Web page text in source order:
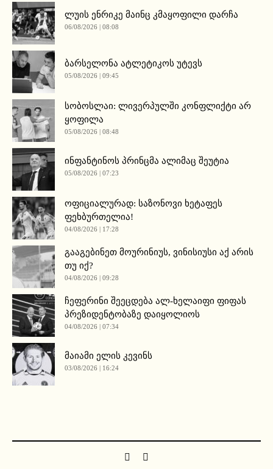
ლუის ენრიკე მაინც კმაყოფილი დარჩა
06/08/2026 | 08:08
ბარსელონა ატლეტიკოს უტევს
05/08/2026 | 09:45
სობოსლაი: ლივერპულში კონფლიქტი არ
ყოფილა
05/08/2026 | 08:48
ინფანტინოს პრინცმა ალიმაც შეუტია
05/08/2026 | 07:23
ოფიციალურად: საზონოვი ხეტაფეს
ფეხბურთელია!
04/08/2026 | 17:28
გააგებინეთ მოურინიუს, ვინისიუსი აქ არის
თუ იქ?
04/08/2026 | 09:28
ჩეფერინი შეეცდება ალ-ხელაიფი ფიფას
პრეზიდენტობაზე დაიყოლიოს
04/08/2026 | 07:34
მაიამი ელის კევინს
03/08/2026 | 16:24